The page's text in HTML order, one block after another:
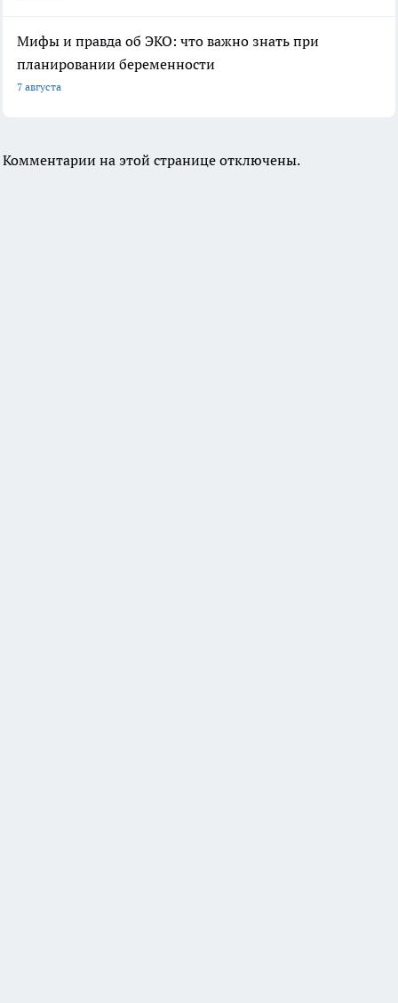
Мифы и правда об ЭКО: что важно знать при
планировании беременности
7 августа
Комментарии на этой странице отключены.